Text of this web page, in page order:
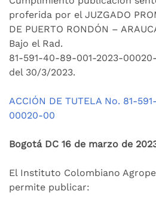
proferida por el JUZGADO
DE PUERTO RONDÓN –
Bajo el Rad.
81-591-40-89-001-2023-
del 30/3/2023.
ACCIÓN DE TUTELA No. 81-
00020-00
Bogotá DC 16 de marzo de
El Instituto Colombiano
permite publicar: